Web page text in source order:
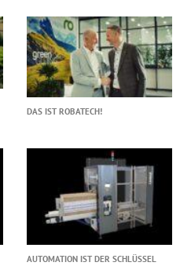
DAS IST ROBATECH!
AUTOMATION IST DER SCHLÜSSEL